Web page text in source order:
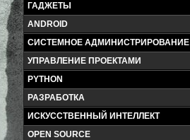
ГАДЖЕТЫ
ANDROID
СИСТЕМНОЕ АДМИНИСТРИРОВАНИЕ
УПРАВЛЕНИЕ ПРОЕКТАМИ
PYTHON
РАЗРАБОТКА
ИСКУССТВЕННЫЙ ИНТЕЛЛЕКТ
OPEN SOURCE